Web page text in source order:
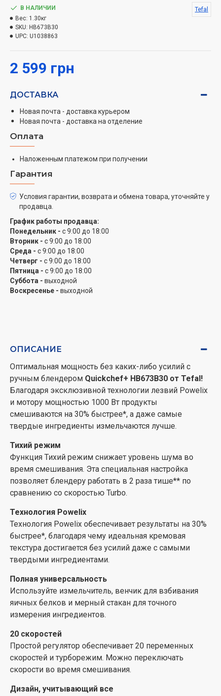
Функция Тихий режим снижает уровень шума во
время смешивания. Эта специальная настройка
позволяет блендеру работать в 2 раза тише** по
Технология Powelix
Технология Powelix обеспечивает результаты на 30%
текстура достигается без усилий даже с самыми
твердыми ингредиентами.
Используйте измельчитель, венчик для взбивания
измерения ингредиентов.
20 скоростей
Простой регулятор обеспечивает 20 переменных
скоростей и турборежим. Можно переключать
скорости во время смешивания.
Дизайн, учитывающий все
Современные удобные формы, эргономичная ручка
с фирменным покрытием Soft Touch, прочный корпус
и защита от брызг.
Детали, которые можно мыть в посудомоечной
Ремонтопригодность 15 лет
Прочные долговечные материалы и конструкция
созданы для длительного использования, а высокое
качество подтверждается 15-летней
ремонтопригодностью.
*По сравнению с нашей классической технологией с
двумя лезвиями
*по сравнению с нашей собственной классической
технологией с двумя лезвиями **по сравнению со
скоростью Turbo
2 599 грн
В НАЛИЧИИ
Вес: 1.30кг
SKU: HB673B30
UPC: U1038863
Tefal
ДОСТАВКА
Новая почта - доставка курьером
Новая почта - доставка на отделение
Оплата
Наложенным платежом при получении
Гарантия
Условия гарантии, возврата и обмена товара, уточняйте у
продавца.
График работы продавца:
Понедельник - с 9:00 до 18:00
Вторник - с 9:00 до 18:00
Среда - с 9:00 до 18:00
Четверг - с 9:00 до 18:00
Пятница - с 9:00 до 18:00
Суббота - выходной
Воскресенье - выходной
ОПИСАНИЕ
Оптимальная мощность без каких-либо усилий с
ручным блендером Quickchef+ HB673B30 от Tefal!
Благодаря эксклюзивной технологии лезвий Powelix
и мотору мощностью 1000 Вт продукты
смешиваются на 30% быстрее*, а даже самые
твердые ингредиенты измельчаются лучше.
Тихий режим
Функция Тихий режим снижает уровень шума во
время смешивания. Эта специальная настройка
позволяет блендеру работать в 2 раза тише** по
сравнению со скоростью Turbo.
Технология Powelix
Технология Powelix обеспечивает результаты на 30%
быстрее*, благодаря чему идеальная кремовая
текстура достигается без усилий даже с самыми
твердыми ингредиентами.
Полная универсальность
Используйте измельчитель, венчик для взбивания
яичных белков и мерный стакан для точного
измерения ингредиентов.
20 скоростей
Простой регулятор обеспечивает 20 переменных
скоростей и турборежим. Можно переключать
скорости во время смешивания.
Дизайн, учитывающий все